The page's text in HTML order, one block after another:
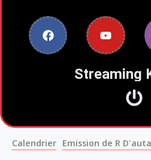
Streaming
Calendrier Emission de R